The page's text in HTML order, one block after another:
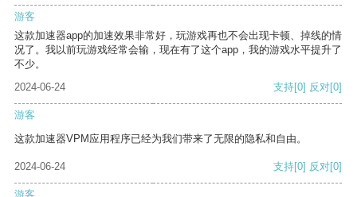
游客
这款加速器app的加速效果非常好，玩游戏再也不会出现卡顿、掉线的情
况了。我以前玩游戏经常会输，现在有了这个app，我的游戏水平提升了
不少。
2024-06-24
支持[0] 反对[0]
游客
这款加速器VPM应用程序已经为我们带来了无限的隐私和自由。
2024-06-24 支持[0] 反对[0]
游客